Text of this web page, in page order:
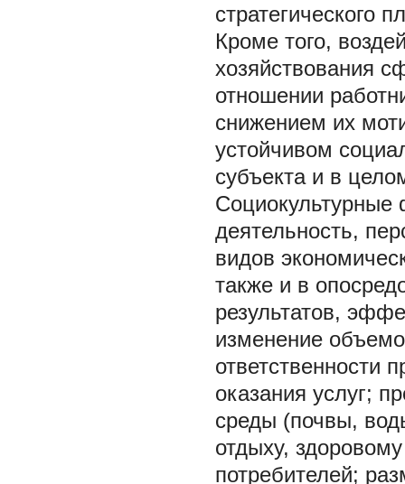
стратегического
Кроме того,
хозяйствования
отношении
снижением их
устойчивом
субъекта и в
деятельность,
видов
также и в
результатов,
изменение
ответственности
оказания услуг;
среды (почвы,
отдыху,
потребителей;